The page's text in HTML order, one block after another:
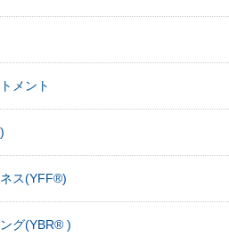
メント
ス(YFF®)
グ(YBR® )